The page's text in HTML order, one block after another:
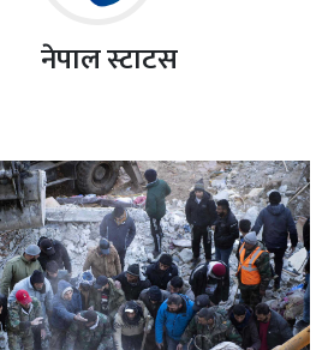
नेपाल स्टाटस